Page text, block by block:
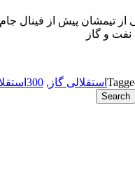
از تیمشان پیش از فینال
, 300استقلالی و